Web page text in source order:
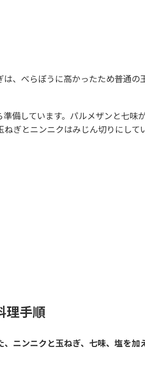
、べらぼうに高かったため普通の
備しています。パルメザンと七味が
ぎとニンニクはみじん切りにして
理手順
ニンニクと玉ねぎ、七味、塩を加